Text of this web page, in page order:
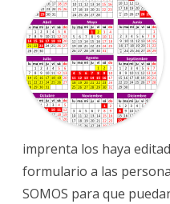
localidades
imprenta los haya
formulario a las
SOMOS para que